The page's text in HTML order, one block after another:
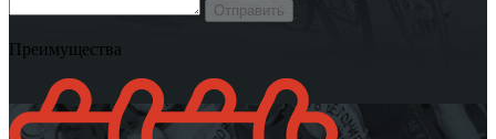
Отправить
Преимущества